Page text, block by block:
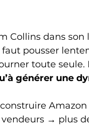
Collins dans son
pousser
toute seule.
générer une
→ plus